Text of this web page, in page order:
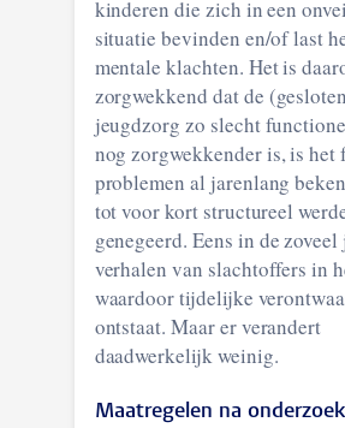
kinderen die zich in een
situatie bevinden en/of last
mentale klachten. Het is
zorgwekkend dat de
jeugdzorg zo slecht
nog zorgwekkender is, is het
problemen al jarenlang
tot voor kort structureel
genegeerd. Eens in de
verhalen van slachtoffers in
waardoor tijdelijke
ontstaat. Maar er verandert
daadwerkelijk weinig.
Maatregelen na onderzoek